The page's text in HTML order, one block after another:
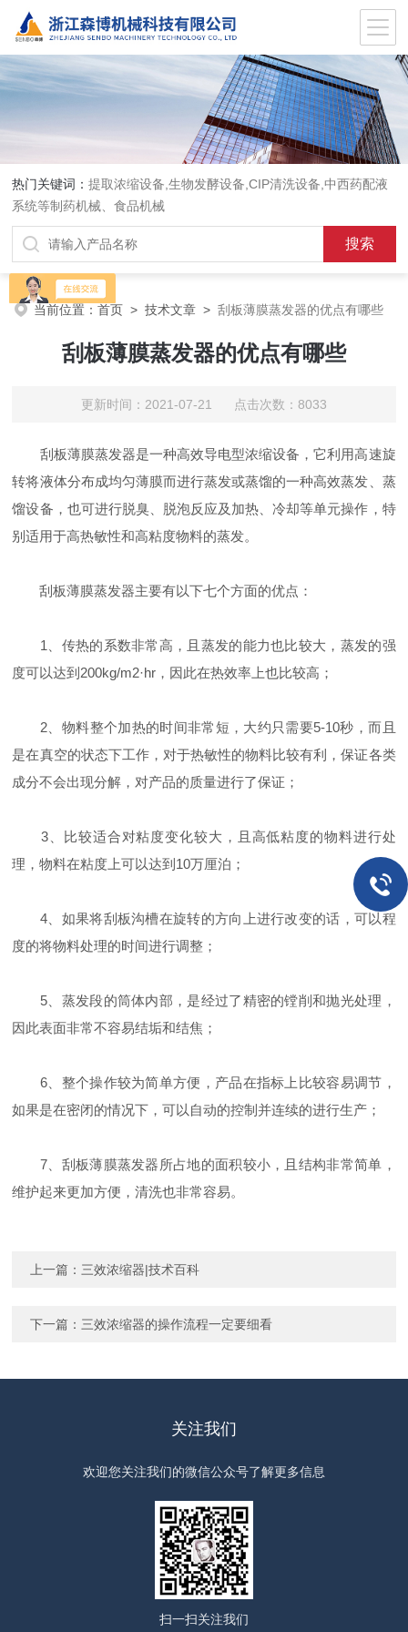
热门关键词：提取浓缩设备,生物发酵设备,CIP清洗设备,中西药配液
系统等制药机械、食品机械
当前位置：首页 >技术文章 >刮板薄膜蒸发器的优点有哪些
刮板薄膜蒸发器的优点有哪些
更新时间：2021-07-21 点击次数：8033
刮板薄膜蒸发器是一种高效导电型浓缩设备，它利用高速旋
转将液体分布成均匀薄膜而进行蒸发或蒸馏的一种高效蒸发、蒸
馏设备，也可进行脱臭、脱泡反应及加热、冷却等单元操作，特
别适用于高热敏性和高粘度物料的蒸发。
刮板薄膜蒸发器主要有以下七个方面的优点：
1、传热的系数非常高，且蒸发的能力也比较大，蒸发的强
度可以达到200kg/m2·hr，因此在热效率上也比较高；
2、物料整个加热的时间非常短，大约只需要5-10秒，而且
是在真空的状态下工作，对于热敏性的物料比较有利，保证各类
成分不会出现分解，对产品的质量进行了保证；
3、比较适合对粘度变化较大，且高低粘度的物料进行处
理，物料在粘度上可以达到10万厘泊；
4、如果将刮板沟槽在旋转的方向上进行改变的话，可以程
度的将物料处理的时间进行调整；
5、蒸发段的筒体内部，是经过了精密的镗削和抛光处理，
因此表面非常不容易结垢和结焦；
6、整个操作较为简单方便，产品在指标上比较容易调节，
如果是在密闭的情况下，可以自动的控制并连续的进行生产；
7、刮板薄膜蒸发器所占地的面积较小，且结构非常简单，
维护起来更加方便，清洗也非常容易。
上一篇： 三效浓缩器|技术百科
下一篇： 三效浓缩器的操作流程一定要细看
关注我们
欢迎您关注我们的微信公众号了解更多信息
扫一扫关注我们